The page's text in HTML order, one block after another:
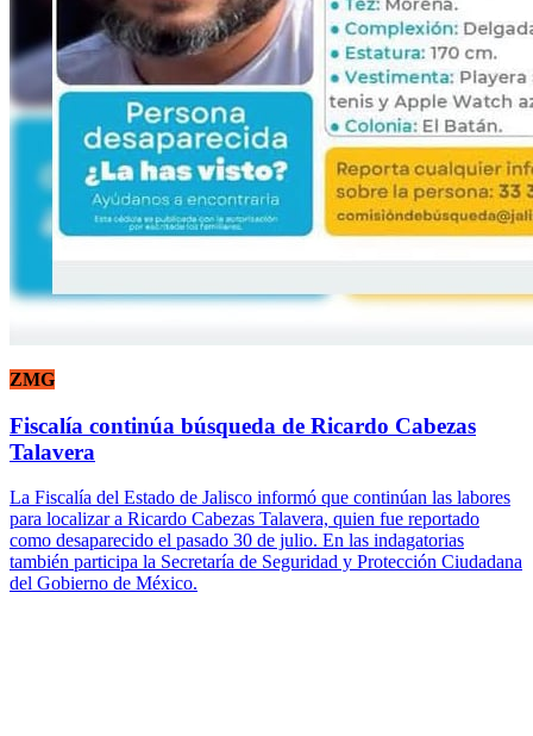
ZMG
Fiscalía continúa búsqueda de Ricardo Cabezas
Talavera
La Fiscalía del Estado de Jalisco informó que continúan las labores
para localizar a Ricardo Cabezas Talavera, quien fue reportado
como desaparecido el pasado 30 de julio. En las indagatorias
también participa la Secretaría de Seguridad y Protección Ciudadana
del Gobierno de México.